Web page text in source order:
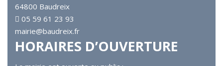
64800 Baudreix
05 59 61 23 93
mairie@baudreix.fr
HORAIRES D’OUVERTURE